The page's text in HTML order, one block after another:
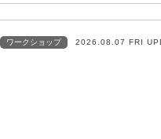
ワークショップ 2026.08.07 FRI